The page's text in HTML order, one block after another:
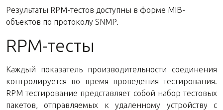
Результаты RPM-тестов доступны в форме MIB-
объектов по протоколу SNMP.
RPM-тесты
Каждый показатель производительности соединения
контролируется во время проведения тестирования.
RPM тестирование представляет собой набор тестовых
пакетов, отправляемых к удаленному устройству с